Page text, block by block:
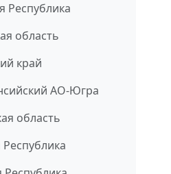
Республика
область
край
АО-Югра
область